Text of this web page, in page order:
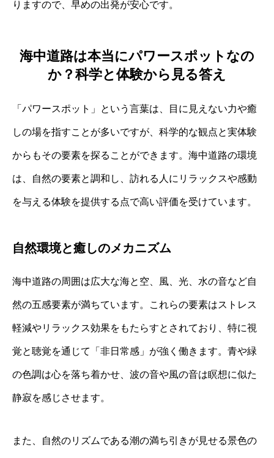
りますので、早めの出発が安心です。
海中道路は本当にパワースポットなの
か？科学と体験から見る答え
「パワースポット」という言葉は、目に見えない力や癒
しの場を指すことが多いですが、科学的な観点と実体験
からもその要素を探ることができます。海中道路の環境
は、自然の要素と調和し、訪れる人にリラックスや感動
を与える体験を提供する点で高い評価を受けています。
自然環境と癒しのメカニズム
海中道路の周囲は広大な海と空、風、光、水の音など自
然の五感要素が満ちています。これらの要素はストレス
軽減やリラックス効果をもたらすとされており、特に視
覚と聴覚を通じて「非日常感」が強く働きます。青や緑
の色調は心を落ち着かせ、波の音や風の音は瞑想に似た
静寂を感じさせます。
また、自然のリズムである潮の満ち引きが見せる景色の